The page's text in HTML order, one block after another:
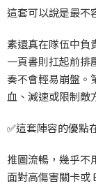
這套可以說是最不
素還真在隊伍中負
一頁書則扛起前排
奏不會輕易崩盤。
血、減速或限制敵
✅這套陣容的優點
推圖流暢，幾乎不
面對高傷害關卡或